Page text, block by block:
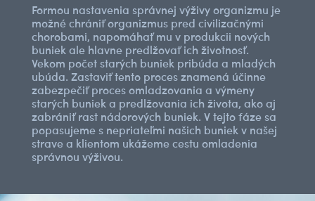
Formou nastavenia správnej výživy organizmu je
možné chrániť organizmus pred civilizačnými
chorobami, napomáhať mu v produkcii nových
buniek ale hlavne predlžovať ich životnosť.
Vekom počet starých buniek pribúda a mladých
ubúda. Zastaviť tento proces znamená účinne
zabezpečiť proces omladzovania a výmeny
starých buniek a predlžovania ich života, ako aj
zabrániť rast nádorových buniek. V tejto fáze sa
popasujeme s nepriateľmi našich buniek v našej
strave a klientom ukážeme cestu omladenia
správnou výživou.